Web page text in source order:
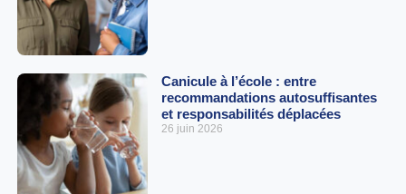
Canicule à l’école : entre
recommandations autosuffisantes
et responsabilités déplacées
26 juin 2026